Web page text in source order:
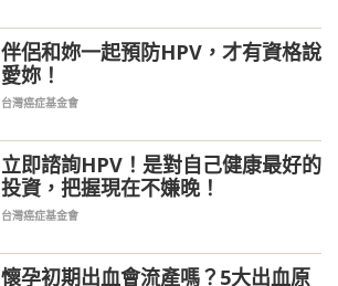
伴侶和妳一起預防HPV，才有資格說
愛妳！
台灣癌症基金會
立即諮詢HPV！是對自己健康最好的
投資，把握現在不嫌晚！
台灣癌症基金會
懷孕初期出血會流產嗎？5大出血原